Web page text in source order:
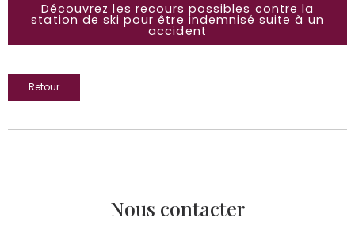
Découvrez les recours possibles contre la
station de ski pour être indemnisé suite à un
accident
Retour
Nous contacter